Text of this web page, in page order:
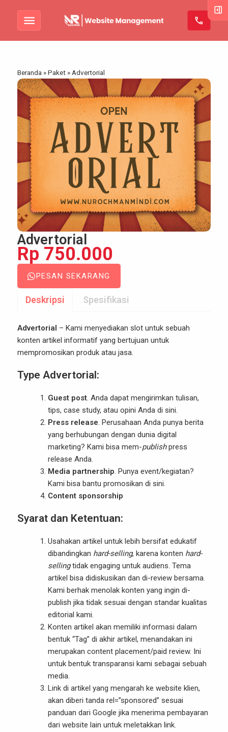
menu call
Beranda »Paket » Advertorial
Advertorial
Rp 750.000
PESAN SEKARANG
Deskripsi Spesifikasi
Advertorial – Kami menyediakan slot untuk sebuah
konten artikel informatif yang bertujuan untuk
mempromosikan produk atau jasa.
Type Advertorial:
Guest post. Anda dapat mengirimkan tulisan,
tips, case study, atau opini Anda di sini.
Press release. Perusahaan Anda punya berita
yang berhubungan dengan dunia digital
marketing? Kami bisa mem-publishpress
release Anda.
Media partnership. Punya event/kegiatan?
Kami bisa bantu promosikan di sini.
Content sponsorship
Syarat dan Ketentuan:
Usahakan artikel untuk lebih bersifat edukatif
dibandingkan hard-selling, karena konten hard-
sellingtidak engaging untuk audiens. Tema
artikel bisa didiskusikan dan di-review bersama.
Kami berhak menolak konten yang ingin di-
publish jika tidak sesuai dengan standar kualitas
editorial kami.
Konten artikel akan memiliki informasi dalam
bentuk “Tag” di akhir artikel, menandakan ini
merupakan content placement/paid review. Ini
untuk bentuk transparansi kami sebagai sebuah
media.
Link di artikel yang mengarah ke website klien,
akan diberi tanda rel=”sponsored” sesuai
panduan dari Google jika menerima pembayaran
dari website lain untuk meletakkan link.
right_panel_open